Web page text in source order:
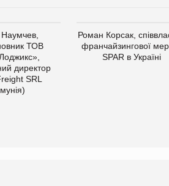
ТОВ
директор
SRL
Роман Корсак,
франчайзингової
SPAR в Україні